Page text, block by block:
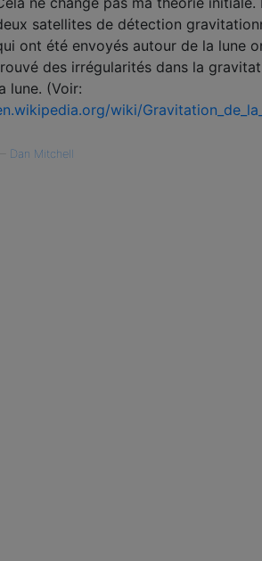
satellites de détection
ont été envoyés autour de la lune
des irrégularités dans la
lune. (Voir:
wiki/
Dan Mitchell